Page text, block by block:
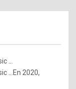
...
...En 2020,